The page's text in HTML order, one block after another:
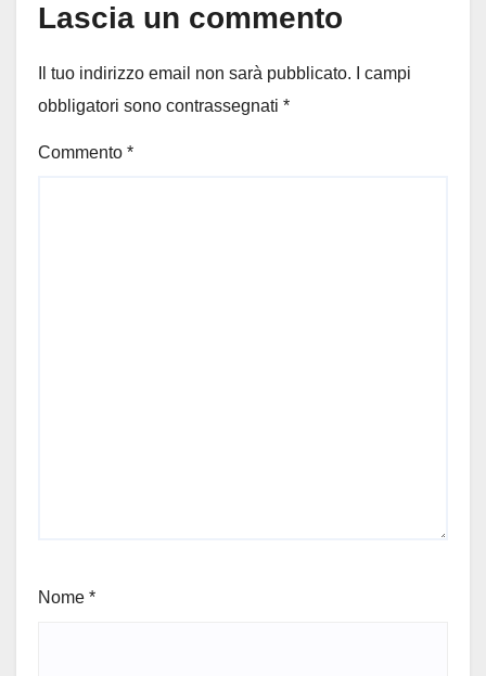
Lascia un commento
Il tuo indirizzo email non sarà pubblicato.
I campi
obbligatori sono contrassegnati *
Commento *
Nome *